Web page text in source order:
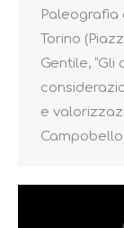
Paleografia
Torino
Gentile,
e